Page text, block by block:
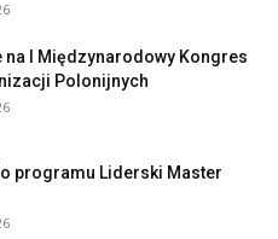
na I Międzynarodowy Kongres
Polonijnych
programu Liderski Master